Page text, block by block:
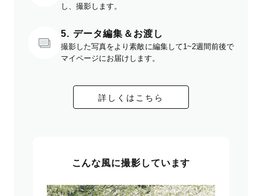
し、撮影します。
5. データ編集＆お渡し
撮影した写真をより素敵に編集して1~2週間前後で
マイページにお届けします。
詳しくはこちら
こんな風に撮影しています